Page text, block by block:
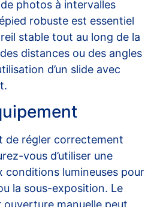
photos à intervalles
robuste est essentiel
stable tout au long de la
distances ou des angles
d’un slide avec
.
de régler correctement
vous d’utiliser une
conditions lumineuses pour
la sous-exposition. Le
ouverture manuelle peut